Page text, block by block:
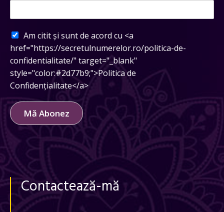
Am citit și sunt de acord cu <a
href="https://secretulnumerelor.ro/politica-de-
confidentialitate/" target="_blank"
style="color:#2d77b9;">Politica de
Confidențialitate</a>
Mă Abonez
Contactează-mă